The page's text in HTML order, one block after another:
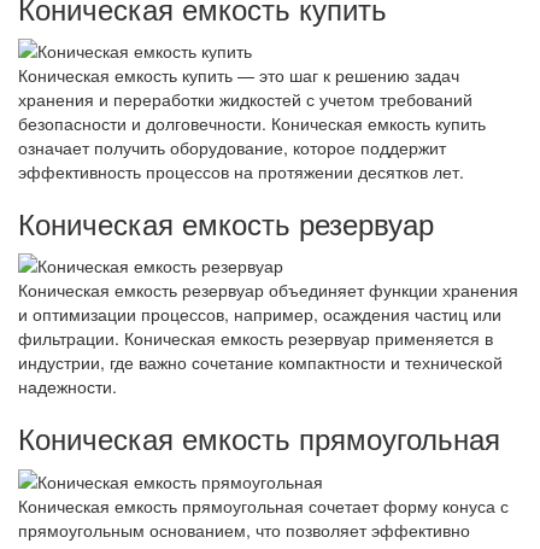
Коническая емкость купить — это шаг к решению задач
хранения и переработки жидкостей с учетом требований
безопасности и долговечности. Коническая емкость купить
означает получить оборудование, которое поддержит
эффективность процессов на протяжении десятков лет.
Коническая емкость резервуар
Коническая емкость резервуар объединяет функции хранения
и оптимизации процессов, например, осаждения частиц или
фильтрации. Коническая емкость резервуар применяется в
индустрии, где важно сочетание компактности и технической
надежности.
Коническая емкость прямоугольная
Коническая емкость прямоугольная сочетает форму конуса с
прямоугольным основанием, что позволяет эффективно